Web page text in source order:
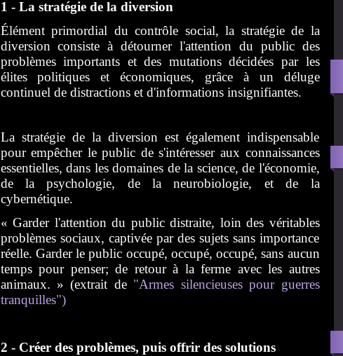
1 - La stratégie de la diversion
Élément primordial du contrôle social, la stratégie de la
diversion consiste à détourner l'attention du public des
problèmes importants et des mutations décidées par les
élites politiques et économiques, grâce à un déluge
continuel de distractions et d'informations insignifiantes.
La stratégie de la diversion est également indispensable
pour empêcher le public de s'intéresser aux connaissances
essentielles, dans les domaines de la science, de l'économie,
de la psychologie, de la neurobiologie, et de la
cybernétique.
« Garder l'attention du public distraite, loin des véritables
problèmes sociaux, captivée par des sujets sans importance
réelle. Garder le public occupé, occupé, occupé, sans aucun
temps pour penser; de retour à la ferme avec les autres
animaux. » (extrait de "Armes silencieuses pour guerres
tranquilles")
2 - Créer des problèmes, puis offrir des solutions